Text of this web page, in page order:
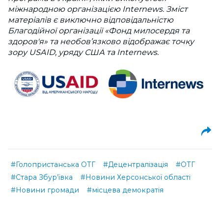
міжнародною організацією Internews. Зміст
матеріалів є виключно відповідальністю
Благодійної організації «Фонд милосердя та
здоров'я» та необов’язково відображає точку
зору USAID, уряду США та Internews.
#Голопристанська ОТГ #Децентралізація
#ОТГ
#Стара Збур’ївка
#Новини Херсонської області
#Новини громади
#місцева демократія